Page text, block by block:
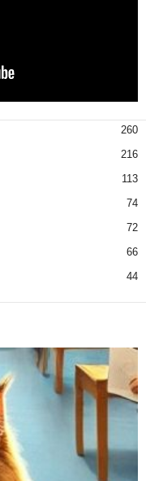
260
216
113
74
72
66
44